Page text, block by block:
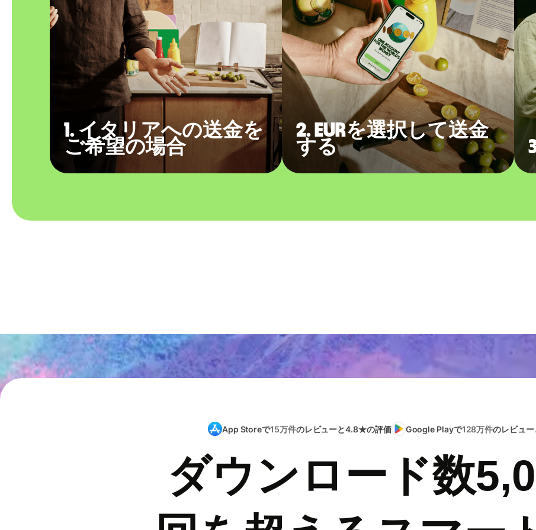
1. イタリアへの送金を
ご希望の場合
2. EURを選択して送金
する
App Storeで15万件のレビューと4.8★の評価 Google Playで128万件のレビュ
ダウンロード数